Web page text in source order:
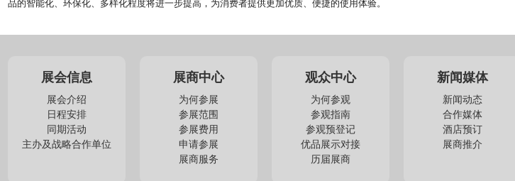
品的智能化、环保化、多样化程度将进一步提高，为消费者提供更加优质、便捷的使用体验。
展会信息
展会介绍
日程安排
同期活动
主办及战略合作单位
展商中心
为何参展
参展范围
参展费用
申请参展
展商服务
观众中心
为何参观
参观指南
参观预登记
优品展示对接
历届展商
新闻媒体
新闻动态
合作媒体
酒店预订
展商推介